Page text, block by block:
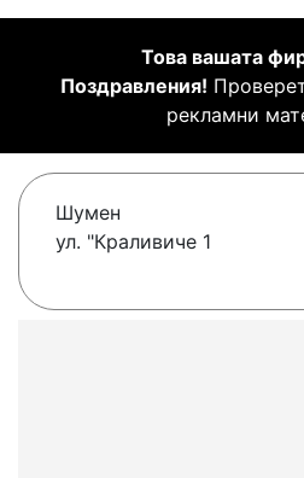
Това вашата
Поздравления!
рекламни
Шумен
ул. "Краливиче 1